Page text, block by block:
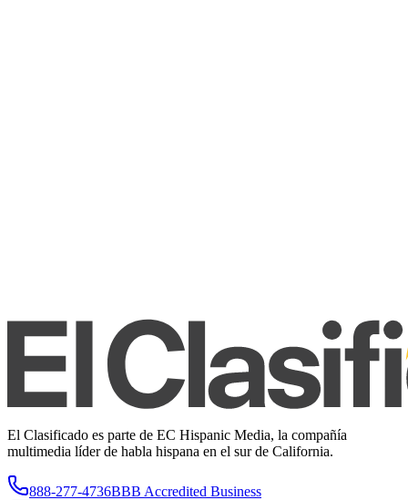
El Clasificado es parte de EC Hispanic Media, la compañía
multimedia líder de habla hispana en el sur de California.
888-277-4736BBB Accredited Business